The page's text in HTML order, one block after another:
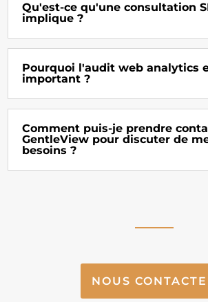
Qu'est-ce qu'une consultation
implique ?
Pourquoi l'audit web analytics
important ?
Comment puis-je prendre
GentleView pour discuter de
besoins ?
NOUS